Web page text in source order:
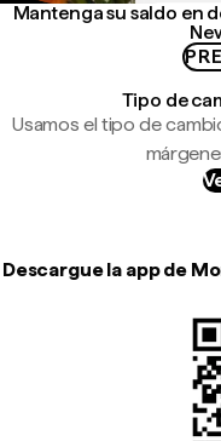
Mantenga su saldo en
Tipo de
Usamos el tipo de
Descargue la app de